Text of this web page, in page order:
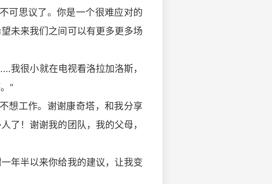
可思议了。你是一个很难应对的
未来我们之间可以有更多更多场
我很小就在电视看洛拉加洛斯，
”
想工作。谢谢康奇塔，和我分享
了！谢谢我的团队，我的父母，
年半以来你给我的建议，让我变